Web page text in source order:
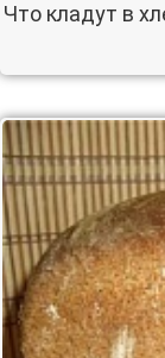
Что кладут в